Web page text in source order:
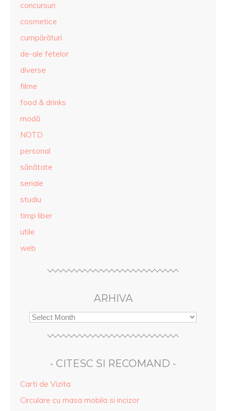
concursuri
cosmetice
cumpărături
de-ale fetelor
diverse
filme
food & drinks
modă
NOTD
personal
sănătate
seriale
studiu
timp liber
utile
web
ARHIVA
- CITESC SI RECOMAND -
Carti de Vizita
Circulare cu masa mobila si incizor